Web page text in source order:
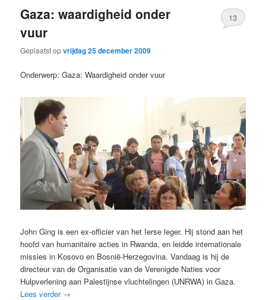
Gaza: waardigheid onder
vuur
Geplaatst opvrijdag 25 december 2009
13
Onderwerp: Gaza: Waardigheid onder vuur
John Ging is een ex-officier van het Ierse leger. Hij stond aan het
hoofd van humanitaire acties in Rwanda, en leidde internationale
missies in Kosovo en Bosnië-Herzegovina. Vandaag is hij de
directeur van de Organisatie van de Verenigde Naties voor
Hulpverlening aan Palestijnse vluchtelingen (UNRWA) in Gaza.
Lees verder →